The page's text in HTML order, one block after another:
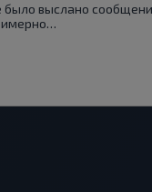
выслано